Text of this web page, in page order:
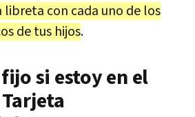
con cada uno de los
de tus hijos.
si estoy en el